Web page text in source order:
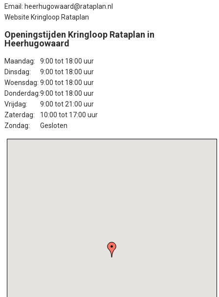
Email: heerhugowaard@rataplan.nl
Website Kringloop Rataplan
Openingstijden Kringloop Rataplan in
Heerhugowaard
Maandag:
9:00 tot 18:00 uur
Dinsdag:
9:00 tot 18:00 uur
Woensdag: 9:00 tot 18:00 uur
Donderdag:9:00 tot 18:00 uur
Vrijdag:
9:00 tot 21:00 uur
Zaterdag:
10:00 tot 17:00 uur
Zondag:
Gesloten